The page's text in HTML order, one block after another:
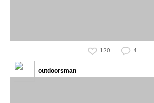
120 4
outdoorsman